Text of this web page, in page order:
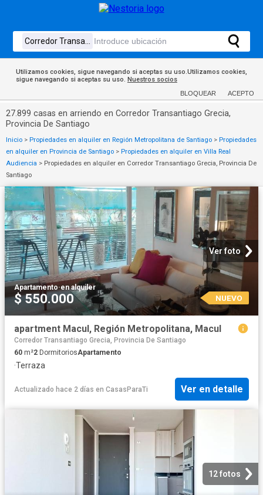
Utilizamos cookies, sigue navegando si aceptas su uso.Utilizamos cookies,
sigue navegando si aceptas su uso. Nuestros socios
BLOQUEAR ACEPTO
27.899 casas en arriendo en Corredor Transantiago Grecia,
Provincia De Santiago
Inicio > Propiedades en alquiler en Región Metropolitana de Santiago > Propiedades
en alquiler en Provincia de Santiago > Propiedades en alquiler en Villa Real
Audiencia > Propiedades en alquiler en Corredor Transantiago Grecia, Provincia De
Santiago
Ver foto
Apartamento·en alquiler
$ 550.000 NUEVO
apartment Macul, Región Metropolitana, Macul
Corredor Transantiago Grecia, Provincia De Santiago
60 m²2 DormitoriosApartamento
·Terraza
Actualizado hace 2 días en CasasParaTi Ver en detalle
12 fotos